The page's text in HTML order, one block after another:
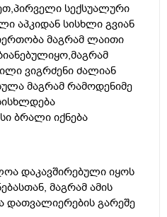
სექსუალური
აპკიდან სისხლი გვიან
მაგრამ ლაითი
ვიგრძენი ძალიან
მაგრამ რამოდენიმე
ბრალი იქნება
დაკავშირებული იყოს
მაგრამ ამის
დათვალიერების გარეშე